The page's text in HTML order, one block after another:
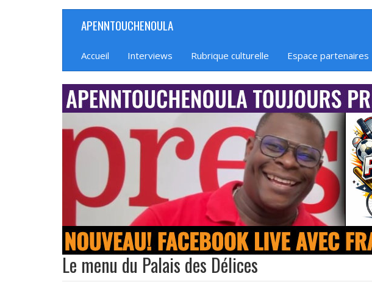
APENNTOUCHENOULA
Navigation
Accueil Interviews Rubrique culturelle Espace partenaires
banniere_img
Le menu du Palais des Délices